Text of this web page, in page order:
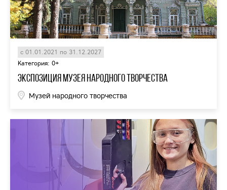
с 01.01.2021 по 31.12.2027
Категория: 0+
Экспозиция Музея народного творчества
Музей народного творчества